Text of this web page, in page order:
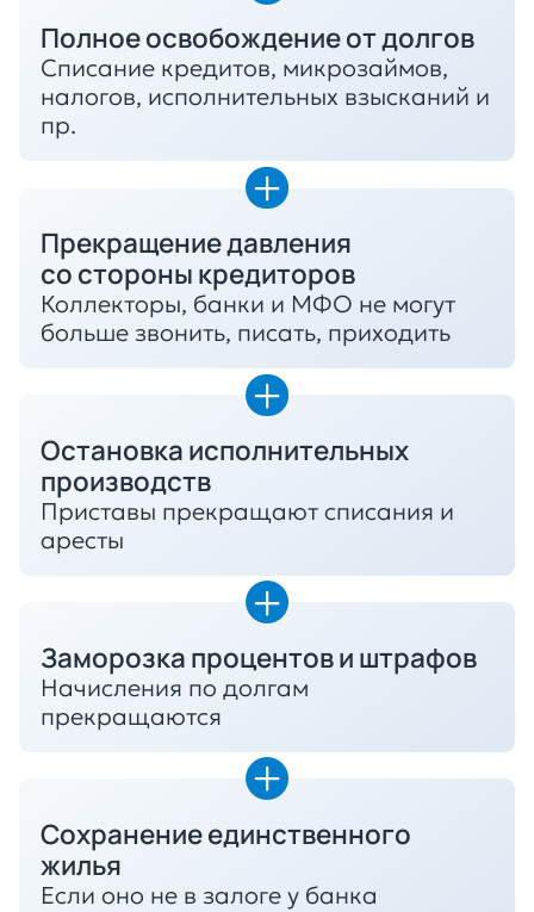
Полное освобождение от долгов
Списание кредитов, микрозаймов,
налогов, исполнительных взысканий и
пр.
Прекращение давления
со стороны кредиторов
Коллекторы, банки и МФО не могут
больше звонить, писать, приходить
Остановка исполнительных
производств
Приставы прекращают списания и
аресты
Заморозка процентов и штрафов
Начисления по долгам
прекращаются
Сохранение единственного
жилья
Если оно не в залоге у банка